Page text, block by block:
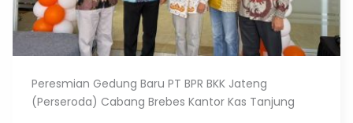
Peresmian Gedung Baru PT BPR BKK Jateng
(Perseroda) Cabang Brebes Kantor Kas Tanjung